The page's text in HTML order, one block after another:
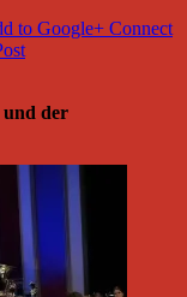
to Google+ Connect
und der